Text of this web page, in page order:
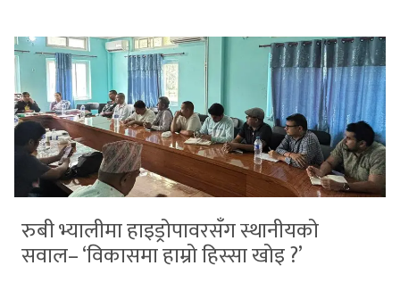
रुबी भ्यालीमा हाइड्रोपावरसँग स्थानीयको
सवाल– ‘विकासमा हाम्रो हिस्सा खोइ ?’